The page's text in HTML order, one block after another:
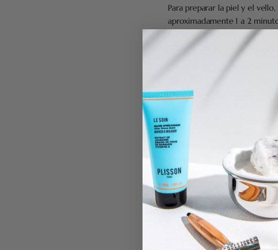
Para preparar la piel y el
aproximadamente 1 a 2
haciendo más cómodo el
Elegir el material
El primer paso para iniciar tu
adecuados. Aquí algunas
a.La brocha de afeitar
Una brocha de afeitar es
Plisson ofrece una amplia
rica y abundante, preservando
Las
son
proporcionan una
b.El jabón o crema de afeitar
Plisson ofrecejabones ycremas
Elige una fórmula adecuada
con manteca de karité o aloe
Aplica el producto en tu